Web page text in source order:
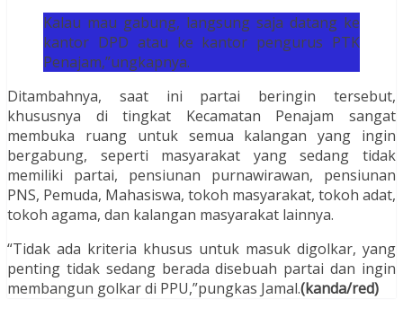
Kalau mau gabung, langsung saja datang ke
kantor DPD atau ke kantor pengurus PTK
Penajam,”ungkapnya.
Ditambahnya, saat ini partai beringin tersebut,
khususnya di tingkat Kecamatan Penajam sangat
membuka ruang untuk semua kalangan yang ingin
bergabung, seperti masyarakat yang sedang tidak
memiliki partai, pensiunan purnawirawan, pensiunan
PNS, Pemuda, Mahasiswa, tokoh masyarakat, tokoh adat,
tokoh agama, dan kalangan masyarakat lainnya.
“Tidak ada kriteria khusus untuk masuk digolkar, yang
penting tidak sedang berada disebuah partai dan ingin
membangun golkar di PPU,”pungkas Jamal.(kanda/red)